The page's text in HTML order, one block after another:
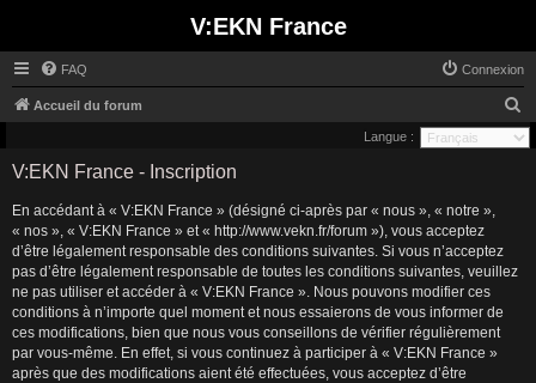
V:EKN France
FAQ Connexion
Accueil du forum
e
Langue :
V:EKN France - Inscription
En accédant à « V:EKN France » (désigné ci-après par « nous », « notre »,
« nos », « V:EKN France » et « http://www.vekn.fr/forum »), vous acceptez
d’être légalement responsable des conditions suivantes. Si vous n’acceptez
pas d’être légalement responsable de toutes les conditions suivantes, veuillez
ne pas utiliser et accéder à « V:EKN France ». Nous pouvons modifier ces
conditions à n’importe quel moment et nous essaierons de vous informer de
ces modifications, bien que nous vous conseillons de vérifier régulièrement
par vous-même. En effet, si vous continuez à participer à « V:EKN France »
après que des modifications aient été effectuées, vous acceptez d’être